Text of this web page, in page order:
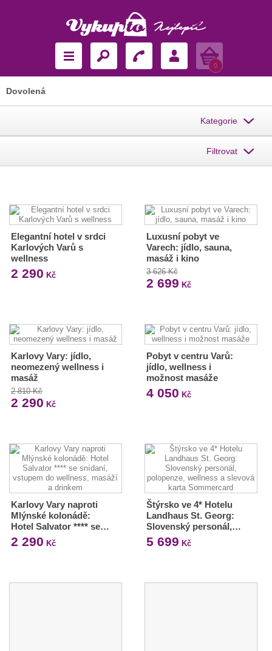
Košík
0
Dovolená
Kategorie
Filtrovat
Elegantní hotel v srdci
Karlových Varů s
wellness
2 290 Kč
Luxusní pobyt ve
Varech: jídlo, sauna,
masáž i kino
3 626 Kč
2 699 Kč
Karlovy Vary: jídlo,
neomezený wellness i
masáž
2 810 Kč
2 290 Kč
Pobyt v centru Varů:
jídlo, wellness i
možnost masáže
4 050 Kč
Karlovy Vary naproti
Mlýnské kolonádě:
Hotel Salvator **** se…
2 290 Kč
Štýrsko ve 4* Hotelu
Landhaus St. Georg:
Slovenský personál,…
5 699 Kč